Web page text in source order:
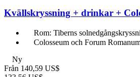
Kvällskryssning + drinkar +
Rom: Tiberns
Colosseum och Forum
Ny
Från 140,59 US$